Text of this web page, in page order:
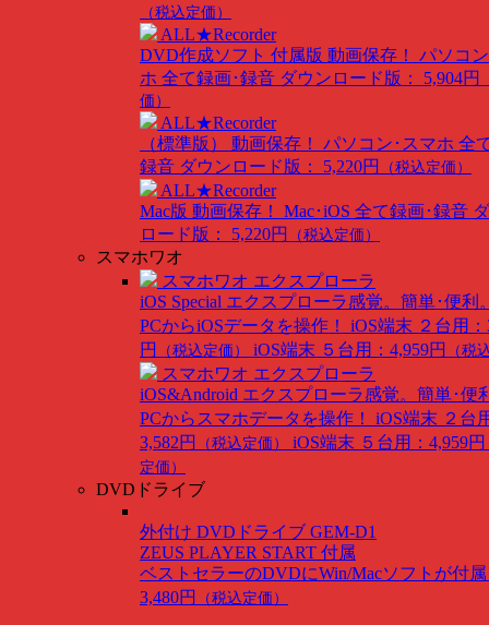
（税込定価）
ALL★Recorder
DVD作成ソフト 付属版 動画保存！ パソコ
ホ 全て録画･録音 ダウンロード版： 5,904円
価）
ALL★Recorder
（標準版） 動画保存！ パソコン･スマホ 全
録音 ダウンロード版： 5,220円 （税込定価）
ALL★Recorder
Mac版 動画保存！ Mac･iOS 全て録画･録音
ロード版： 5,220円
（税込定価）
スマホワオ
スマホワオ エクスプローラ
iOS Special エクスプローラ感覚。簡単･便利
PCからiOSデータを操作！ iOS端末 ２台用：
円
（税込定価） iOS端末 ５台用：4,959円 （税
スマホワオ エクスプローラ
iOS&Android エクスプローラ感覚。簡単･便
PCからスマホデータを操作！ iOS端末 ２台
3,582円
（税込定価） iOS端末 ５台用：4,959円
定価）
DVDドライブ
外付け DVDドライブ GEM-D1
ZEUS PLAYER START 付属
ベストセラーのDVDにWin/Macソフトが付
3,480円
（税込定価）